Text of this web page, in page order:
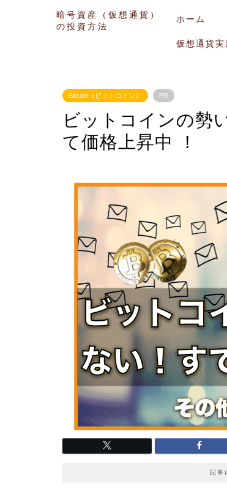
暗号資産（仮想通貨）
の投資方法
ホーム
仮想通貨実
Bitcoin（ビットコイン） PR
ビットコインの勢
て価格上昇中 ！
記事